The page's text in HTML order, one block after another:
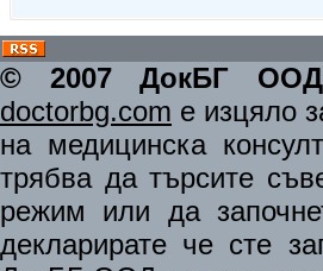
© 2007 ДокБГ ООД
doctorbg.com е изцяло
на медицинска
трябва да търсите
режим или да
декларирате че сте